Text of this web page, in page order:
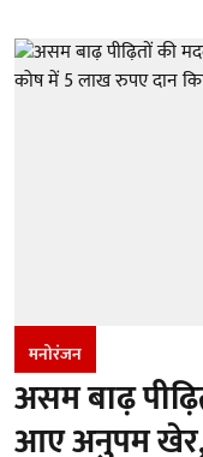
मनोरंजन
असम बाढ़
आए अनुपम खेर,